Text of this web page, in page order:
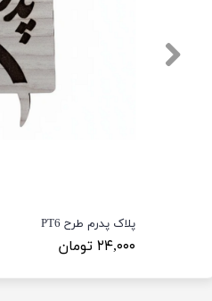
پلاک پدرم طرح PT6
۲۴,۰۰۰ تومان